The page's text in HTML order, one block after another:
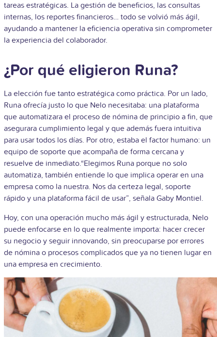
tareas estratégicas. La gestión de beneficios, las consultas
internas, los reportes financieros… todo se volvió más ágil,
ayudando a mantener la eficiencia operativa sin comprometer
la experiencia del colaborador.
¿Por qué eligieron Runa?
La elección fue tanto estratégica como práctica. Por un lado,
Runa ofrecía justo lo que Nelo necesitaba: una plataforma
que automatizara el proceso de nómina de principio a fin, que
asegurara cumplimiento legal y que además fuera intuitiva
para usar todos los días. Por otro, estaba el factor humano: un
equipo de soporte que acompaña de forma cercana y
resuelve de inmediato.“Elegimos Runa porque no solo
automatiza, también entiende lo que implica operar en una
empresa como la nuestra. Nos da certeza legal, soporte
rápido y una plataforma fácil de usar”, señala Gaby Montiel.
Hoy, con una operación mucho más ágil y estructurada, Nelo
puede enfocarse en lo que realmente importa: hacer crecer
su negocio y seguir innovando, sin preocuparse por errores
de nómina o procesos complicados que ya no tienen lugar en
una empresa en crecimiento.